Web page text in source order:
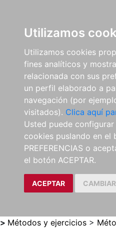
Utilizamos
Utilizamos cookies
fines analíticos y
relacionada con sus
un perfil elaborado a
navegación (por
visitados). Clica aquí
Usted puede
cookies puslando en el
PREFERENCIAS o
el botón ACEPTAR.
ACEPTAR
> Métodos y ejercicios >